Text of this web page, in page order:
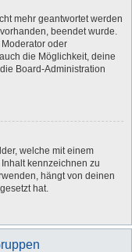
mehr geantwortet werden
beendet wurde.
oder
die Möglichkeit, deine
Board-Administration
welche mit einem
kennzeichnen zu
hängt von deinen
hat.